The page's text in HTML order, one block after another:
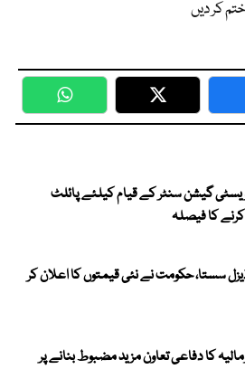
کر دیں
WhatsApp Twitter
گیشن سنٹر کے قیام کیلئے پائلٹ
کا فیصلہ
سستا، حکومت نے نئی قیمتوں کا اعلان کر
کا دفاعی تعاون مزید مضبوط بنانے پر